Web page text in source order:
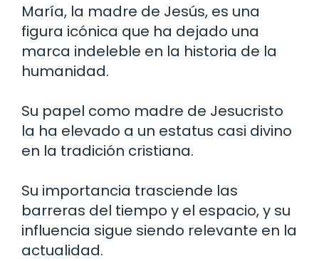
María, la madre de Jesús, es una
figura icónica que ha dejado una
marca indeleble en la historia de la
humanidad.
Su papel como madre de Jesucristo
la ha elevado a un estatus casi divino
en la tradición cristiana.
Su importancia trasciende las
barreras del tiempo y el espacio, y su
influencia sigue siendo relevante en la
actualidad.